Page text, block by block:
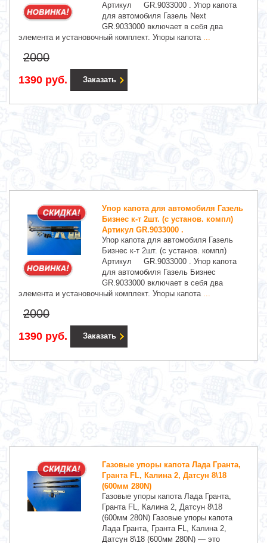
Артикул GR.9033000 . Упор капота
для автомобиля Газель Next
GR.9033000 включает в себя два
элемента и установочный комплект. Упоры капота ...
2000
1390 руб. Заказать
Упор капота для автомобиля Газель
Бизнес к-т 2шт. (с установ. компл)
Артикул GR.9033000 .
Упор капота для автомобиля Газель
Бизнес к-т 2шт. (с установ. компл)
Артикул GR.9033000 . Упор капота
для автомобиля Газель Бизнес
GR.9033000 включает в себя два
элемента и установочный комплект. Упоры капота ...
2000
1390 руб. Заказать
Газовые упоры капота Лада Гранта,
Гранта FL, Калина 2, Датсун 8\18
(600мм 280N)
Газовые упоры капота Лада Гранта,
Гранта FL, Калина 2, Датсун 8\18
(600мм 280N) Газовые упоры капота
Лада Гранта, Гранта FL, Калина 2,
Датсун 8\18 (600мм 280N) — это